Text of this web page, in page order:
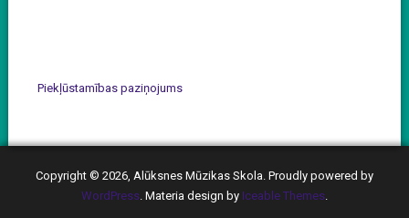
Piekļūstamības paziņojums
Copyright © 2026, Alūksnes Mūzikas Skola. Proudly powered by
WordPress. Materia design by Iceable Themes.